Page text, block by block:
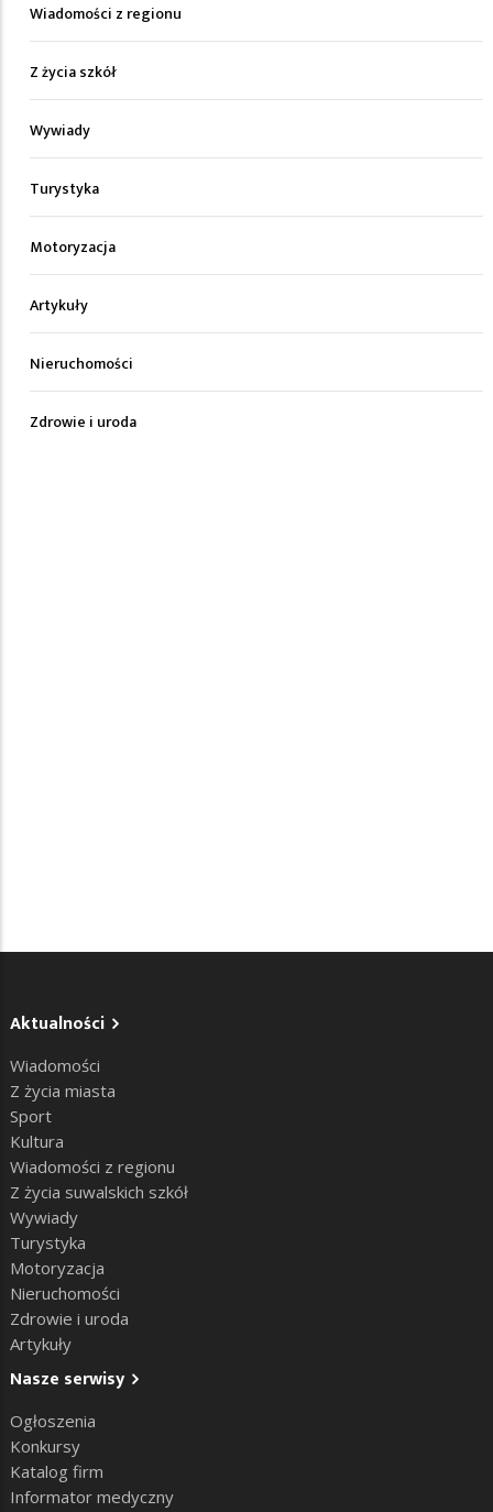
Wiadomości z regionu
Z życia szkół
Wywiady
Turystyka
Motoryzacja
Artykuły
Nieruchomości
Zdrowie i uroda
Aktualności
Wiadomości
Z życia miasta
Sport
Kultura
Wiadomości z regionu
Z życia suwalskich szkół
Wywiady
Turystyka
Motoryzacja
Nieruchomości
Zdrowie i uroda
Artykuły
Nasze serwisy
Ogłoszenia
Konkursy
Katalog firm
Informator medyczny